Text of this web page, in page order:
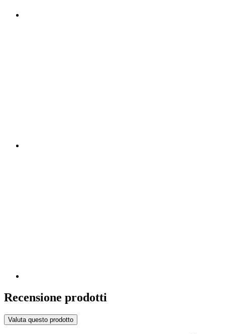
Recensione prodotti
Valuta questo prodotto